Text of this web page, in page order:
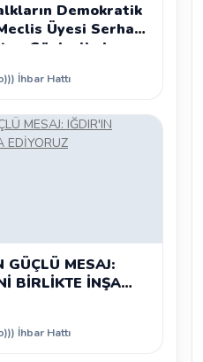
Demokratik
Üyesi Serhat
Günleri’nde
İhbar Hattı
GÜÇLÜ MESAJ:
BİRLİKTE İNŞA
İhbar Hattı